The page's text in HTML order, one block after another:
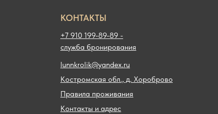
КОНТАКТЫ
+7 910 199-89-89 -
служба бронирования
lunnkrolik@yandex.ru
Костромская обл., д. Хороброво
Правила проживания
Контакты и адрес